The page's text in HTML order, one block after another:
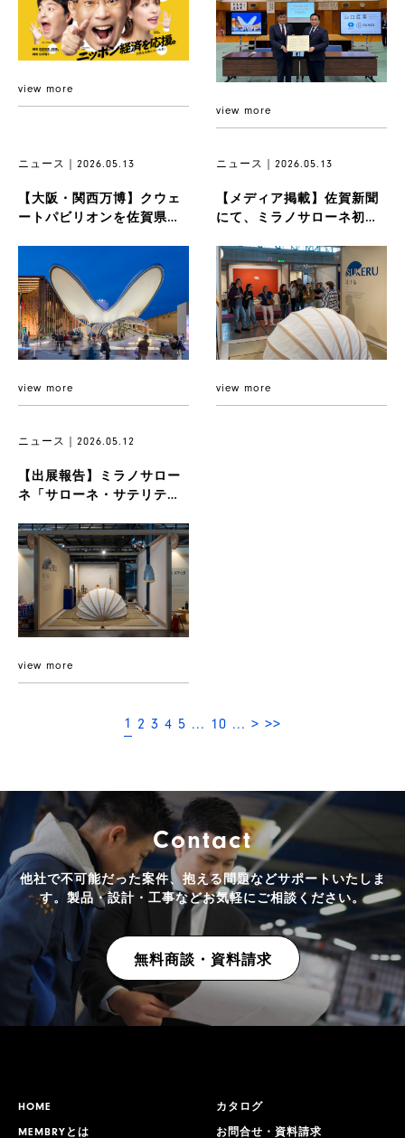
view more
view more
ニュース｜2026.05.13
【大阪・関西万博】クウェ
ートパビリオンを佐賀県へ
view more
ニュース｜2026.05.13
【メディア掲載】佐賀新聞
にて、ミラノサローネ初出
紹...
view more
ニュース｜2026.05.12
【出展報告】ミラノサロー
ネ「サローネ・サテリテ
ダクト...
view more
1 2 3 4 5 ... 10 ... > >>
Contact
他社で不可能だった案件、抱える問題などサポートいたしま
す。 製品・設計・工事などお気軽にご相談ください。
無料商談・資料請求
HOME
MEMBRYとは
カタログ
お問合せ・資料請求